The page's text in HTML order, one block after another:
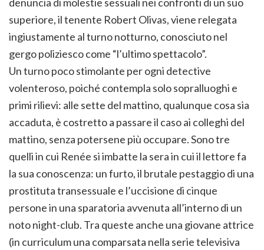
denuncia di molestie sessuali nei confronti di un suo
superiore, il tenente Robert Olivas, viene relegata
ingiustamente al turno notturno, conosciuto nel
gergo poliziesco come “l’ultimo spettacolo”.
Un turno poco stimolante per ogni detective
volenteroso, poiché contempla solo sopralluoghi e
primi rilievi: alle sette del mattino, qualunque cosa sia
accaduta, è costretto a passare il caso ai colleghi del
mattino, senza potersene più occupare. Sono tre
quelli in cui Renée si imbatte la sera in cui il lettore fa
la sua conoscenza: un furto, il brutale pestaggio di una
prostituta transessuale e l’uccisione di cinque
persone in una sparatoria avvenuta all’interno di un
noto night-club. Tra queste anche una giovane attrice
(in curriculum una comparsata nella serie televisiva